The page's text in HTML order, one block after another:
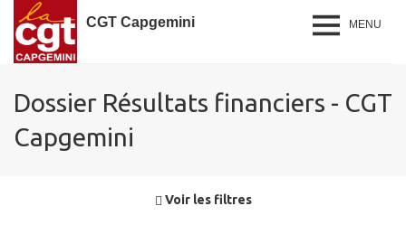
CGT Capgemini MENU
Dossier Résultats financiers - CGT
Capgemini
Voir les filtres